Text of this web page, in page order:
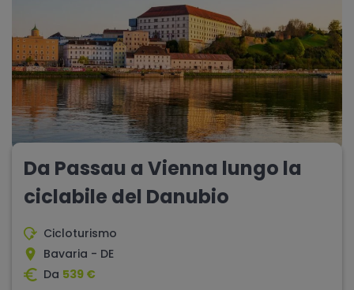
Da Passau a Vienna lungo la
ciclabile del Danubio
Cicloturismo
Bavaria - DE
Da 539 €